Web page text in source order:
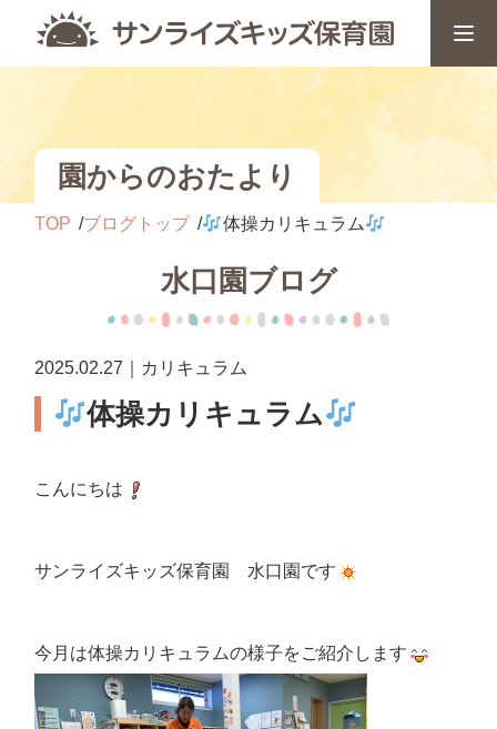
園からのおたより
TOP ブログトップ 体操カリキュラム
水口園ブログ
2025.02.27｜カリキュラム
体操カリキュラム
こんにちは
サンライズキッズ保育園 水口園です
今月は体操カリキュラムの様子をご紹介します